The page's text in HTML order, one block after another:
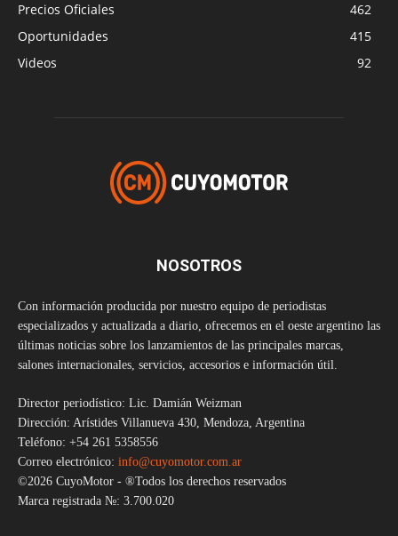
Precios Oficiales
462
Oportunidades
415
Videos
92
NOSOTROS
Con información producida por nuestro equipo de periodistas
especializados y actualizada a diario, ofrecemos en el oeste argentino las
últimas noticias sobre los lanzamientos de las principales marcas,
salones internacionales, servicios, accesorios e información útil.
Director periodístico: Lic. Damián Weizman
Dirección: Arístides Villanueva 430, Mendoza, Argentina
Teléfono: +54 261 5358556
Correo electrónico: info@cuyomotor.com.ar
©2026 CuyoMotor - ®Todos los derechos reservados
Marca registrada №: 3.700.020